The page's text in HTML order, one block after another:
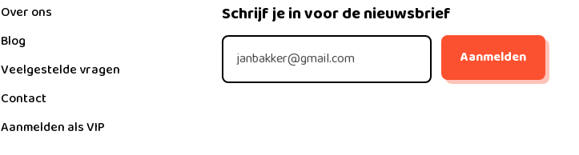
Over ons
Blog
Veelgestelde vragen
Contact
Aanmelden als VIP
Schrijf je in voor de nieuwsbrief
Aanmelden